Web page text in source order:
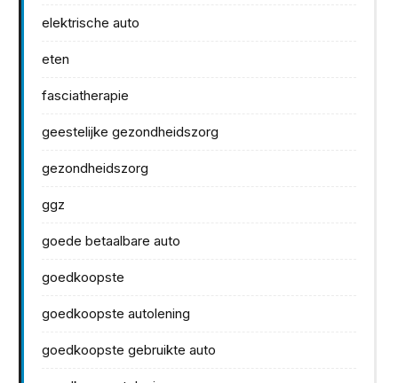
elektrische auto
eten
fasciatherapie
geestelijke gezondheidszorg
gezondheidszorg
ggz
goede betaalbare auto
goedkoopste
goedkoopste autolening
goedkoopste gebruikte auto